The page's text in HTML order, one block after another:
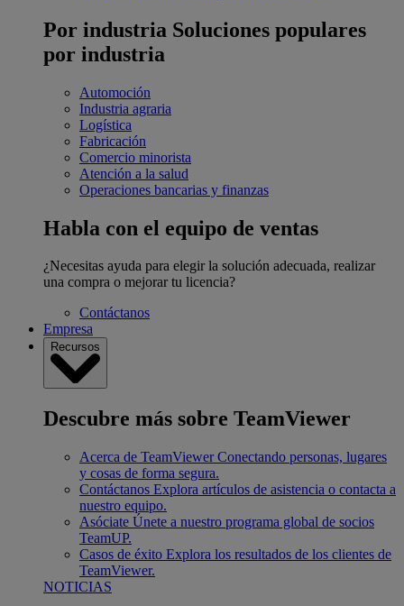
Por industria Soluciones populares
por industria
Automoción
Industria agraria
Logística
Fabricación
Comercio minorista
Atención a la salud
Operaciones bancarias y finanzas
Habla con el equipo de ventas
¿Necesitas ayuda para elegir la solución adecuada, realizar
una compra o mejorar tu licencia?
Contáctanos
Empresa
Recursos
Descubre más sobre TeamViewer
Acerca de TeamViewer Conectando personas, lugares
y cosas de forma segura.
Contáctanos Explora artículos de asistencia o contacta a
nuestro equipo.
Asóciate Únete a nuestro programa global de socios
TeamUP.
Casos de éxito Explora los resultados de los clientes de
TeamViewer.
NOTICIAS